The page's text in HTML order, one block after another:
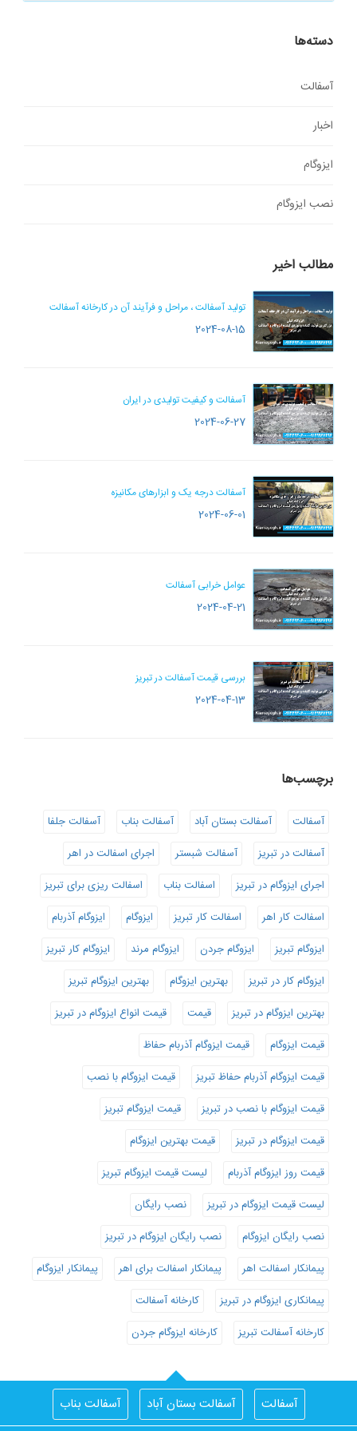
دسته‌ها
آسفالت
اخبار
ایزوگام
نصب ایزوگام
مطالب اخیر
تولید آسفالت ، مراحل و فرآیند آن در کارخانه آسفالت
2024-08-15
آسفالت و کیفیت تولیدی در ایران
2024-06-27
آسفالت درجه یک و ابزارهای مکانیزه
2024-06-01
عوامل خرابی آسفالت
2024-04-21
بررسی قیمت آسفالت در تبریز
2024-04-13
برچسب‌ها
آسفالت آسفالت بستان آباد آسفالت بناب
آسفالت جلفا
آسفالت در تبریز
آسفالت شبستر
اجرای اسفالت در اهر
اجرای ایزوگام در تبریز
اسفالت بناب
اسفالت ریزی برای تبریز
اسفالت کار اهر
اسفالت کار تبریز ایزوگام
ایزوگام آذربام
ایزوگام تبریز
ایزوگام جردن ایزوگام مرند
ایزوگام کار تبریز
ایزوگام کار در تبریز
بهترین ایزوگام
بهترین ایزوگام تبریز
بهترین ایزوگام در تبریز
قیمت
قیمت انواع ایزوگام در تبریز
قیمت ایزوگام
قیمت ایزوگام آذربام حفاظ
قیمت ایزوگام آذربام حفاظ تبریز
قیمت ایزوگام با نصب
قیمت ایزوگام با نصب در تبریز
قیمت ایزوگام تبریز
قیمت ایزوگام در تبریز
قیمت بهترین ایزوگام
قیمت روز ایزوگام آذربام
لیست قیمت ایزوگام تبریز
لیست قیمت ایزوگام در تبریز
نصب رایگان
نصب رایگان ایزوگام
نصب رایگان ایزوگام در تبریز
پیمانکار اسفالت اهر
پیمانکار اسفالت برای اهر
پیمانکار ایزوگام
پیمانکاری ایزوگام در تبریز
کارخانه آسفالت
کارخانه آسفالت تبریز
کارخانه ایزوگام جردن
آسفالت آسفالت بستان آباد
آسفالت بناب